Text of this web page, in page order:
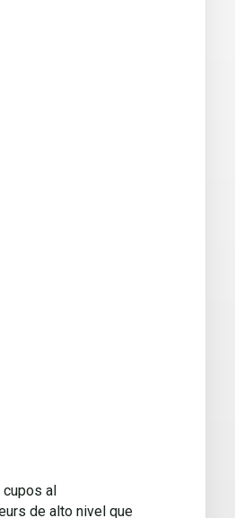
cupos al
de alto nivel que